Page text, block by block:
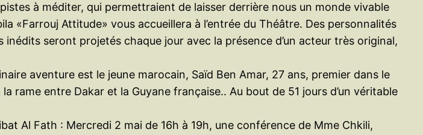
à méditer, qui permettraient de laisser derrière nous un monde vivable
«Farrouj Attitude» vous accueillera à l’entrée du Théâtre. Des personnalités
seront projetés chaque jour avec la présence d’un acteur très original,
aventure est le jeune marocain, Saïd Ben Amar, 27 ans, premier dans le
rame entre Dakar et la Guyane française.. Au bout de 51 jours d’un véritable
Al Fath : Mercredi 2 mai de 16h à 19h, une conférence de Mme Chkili,